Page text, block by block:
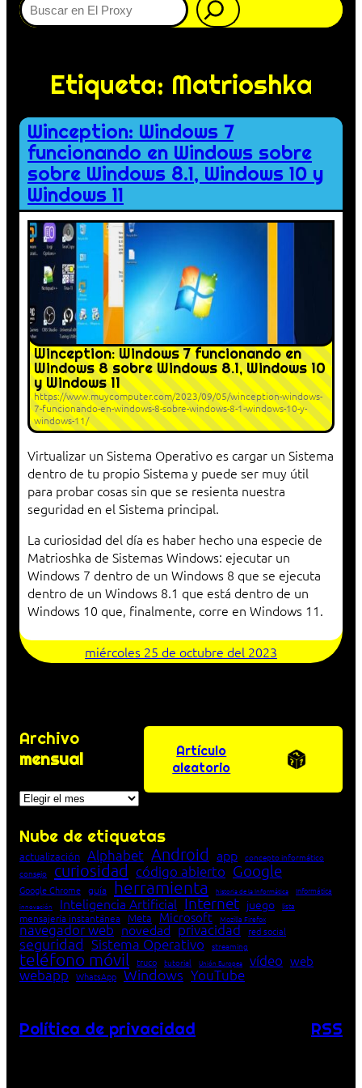
Etiqueta: Matrioshka
Winception: Windows 7
funcionando en Windows sobre
sobre Windows 8.1, Windows 10 y
Windows 11
Winception: Windows 7 funcionando en
Windows 8 sobre Windows 8.1, Windows 10
y Windows 11
https://www.muycomputer.com/2023/09/05/winception-windows-
7-funcionando-en-windows-8-sobre-windows-8-1-windows-10-y-
windows-11/
Virtualizar un Sistema Operativo es cargar un Sistema
dentro de tu propio Sistema y puede ser muy útil
para probar cosas sin que se resienta nuestra
seguridad en el Sistema principal.
La curiosidad del día es haber hecho una especie de
Matrioshka de Sistemas Windows: ejecutar un
Windows 7 dentro de un Windows 8 que se ejecuta
dentro de un Windows 8.1 que está dentro de un
Windows 10 que, finalmente, corre en Windows 11.
miércoles 25 de octubre del 2023
Archivo
mensual
Archivos
Artículo
aleatorio
Nube de etiquetas
actualización Alphabet Android app concepto informático
consejo
curiosidad código abierto Google
Google Chrome guía herramienta historia de la Informática Informática
innovación Inteligencia Artificial Internet juego lista
mensajería instantánea Meta Microsoft Mozilla Firefox
navegador web novedad privacidad red social
seguridad Sistema Operativo streaming
teléfono móvil truco tutorial Unión Europea vídeo web
webapp WhatsApp Windows YouTube
Política de privacidad RSS